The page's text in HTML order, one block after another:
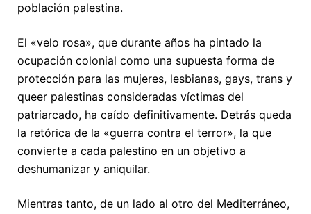
población palestina.
El «velo rosa», que durante años ha pintado la
ocupación colonial como una supuesta forma de
protección para las mujeres, lesbianas, gays, trans y
queer palestinas consideradas víctimas del
patriarcado, ha caído definitivamente. Detrás queda
la retórica de la «guerra contra el terror», la que
convierte a cada palestino en un objetivo a
deshumanizar y aniquilar.
Mientras tanto, de un lado al otro del Mediterráneo,